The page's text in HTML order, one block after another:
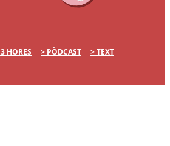
3 HORES PÒDCAST
TEXT